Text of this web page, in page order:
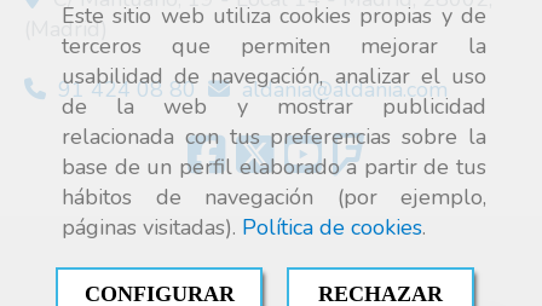
Este sitio web utiliza cookies propias y de
terceros que permiten mejorar la
usabilidad de navegación, analizar el uso
de la web y mostrar publicidad
relacionada con tus preferencias sobre la
base de un perfil elaborado a partir de tus
hábitos de navegación (por ejemplo,
páginas visitadas). Política de cookies.
CONFIGURAR RECHAZAR
(Madrid)
91 424 08 80 aldania aldania.com